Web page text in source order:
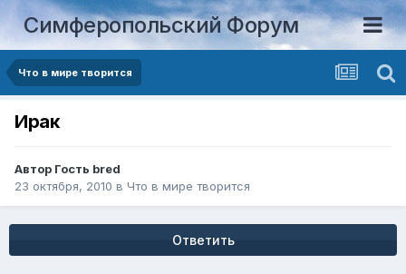
Симферопольский Форум
Что в мире творится
Ирак
Автор Гость bred
23 октября, 2010 в Что в мире творится
Ответить